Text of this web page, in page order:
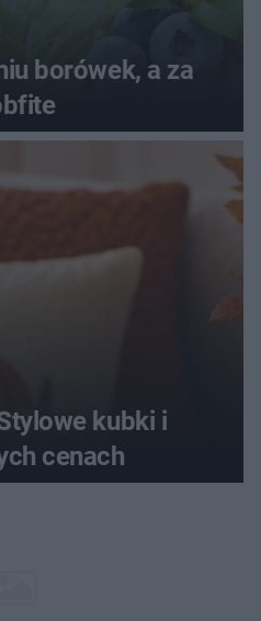
borówek, a za
kubki i
cenach